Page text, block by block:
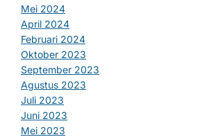
Mei 2024
April 2024
Februari 2024
Oktober 2023
September 2023
Agustus 2023
Juli 2023
Juni 2023
Mei 2023